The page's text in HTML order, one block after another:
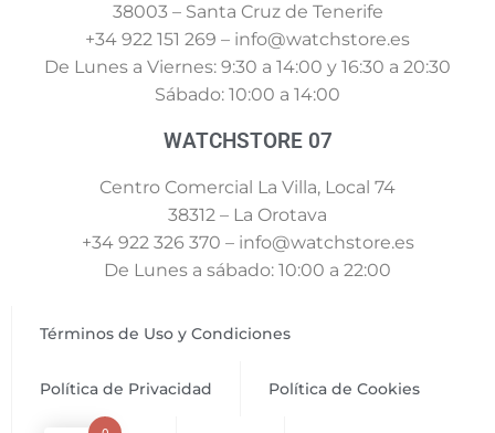
38003 – Santa Cruz de Tenerife
+34 922 151 269 – info@watchstore.es
De Lunes a Viernes: 9:30 a 14:00 y 16:30 a 20:30
Sábado: 10:00 a 14:00
WATCHSTORE 07
Centro Comercial La Villa, Local 74
38312 – La Orotava
+34 922 326 370 – info@watchstore.es
De Lunes a sábado: 10:00 a 22:00
Términos de Uso y Condiciones
Política de Privacidad Política de Cookies